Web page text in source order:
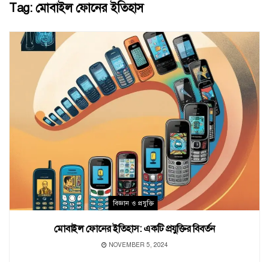
Tag: মোবাইল ফোনের ইতিহাস
বিজ্ঞান ও প্রযুক্তি
মোবাইল ফোনের ইতিহাস: একটি প্রযুক্তির বিবর্তন
NOVEMBER 5, 2024